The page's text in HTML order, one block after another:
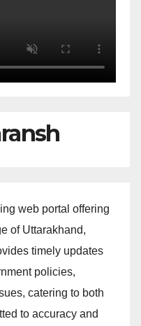
web portal offering
of Uttarakhand,
timely updates
policies,
catering to both
to accuracy and